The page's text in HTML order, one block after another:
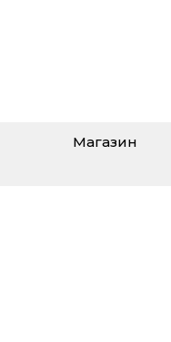
Магазин